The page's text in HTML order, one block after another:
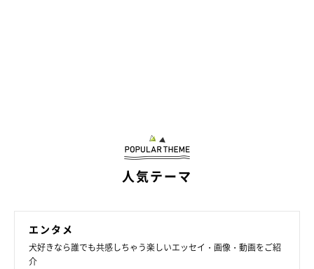
人気テーマ
エンタメ
犬好きなら誰でも共感しちゃう楽しいエッセイ・画像・動画をご紹
介